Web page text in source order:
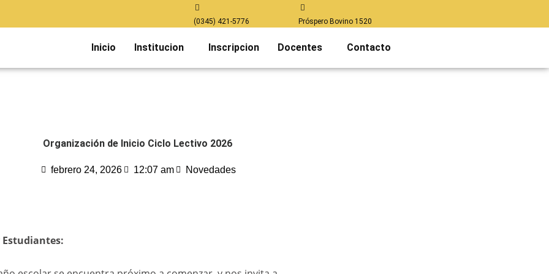
(0345) 421-5776 Próspero Bovino 1520
Inicio Institucion Inscripcion Docentes Contacto
Organización de Inicio Ciclo Lectivo 2026
febrero 24, 2026 12:07 am Novedades